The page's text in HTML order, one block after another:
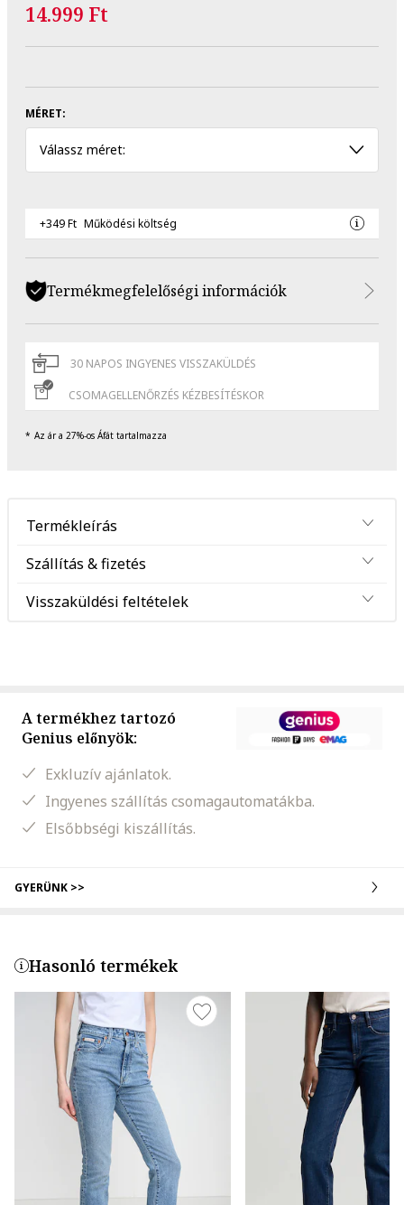
14.999 Ft
MÉRET:
Válassz méret:
+349 Ft Működési költség
Termékmegfelelőségi információk
30 NAPOS INGYENES VISSZAKÜLDÉS
CSOMAGELLENŐRZÉS KÉZBESÍTÉSKOR
Az ár a 27%-os Áfát tartalmazza
Termékleírás
Szállítás & fizetés
Visszaküldési feltételek
A termékhez tartozó
Genius előnyök:
Exkluzív ajánlatok.
Ingyenes szállítás csomagautomatákba.
Elsőbbségi kiszállítás.
GYERÜNK >>
Hasonló termékek